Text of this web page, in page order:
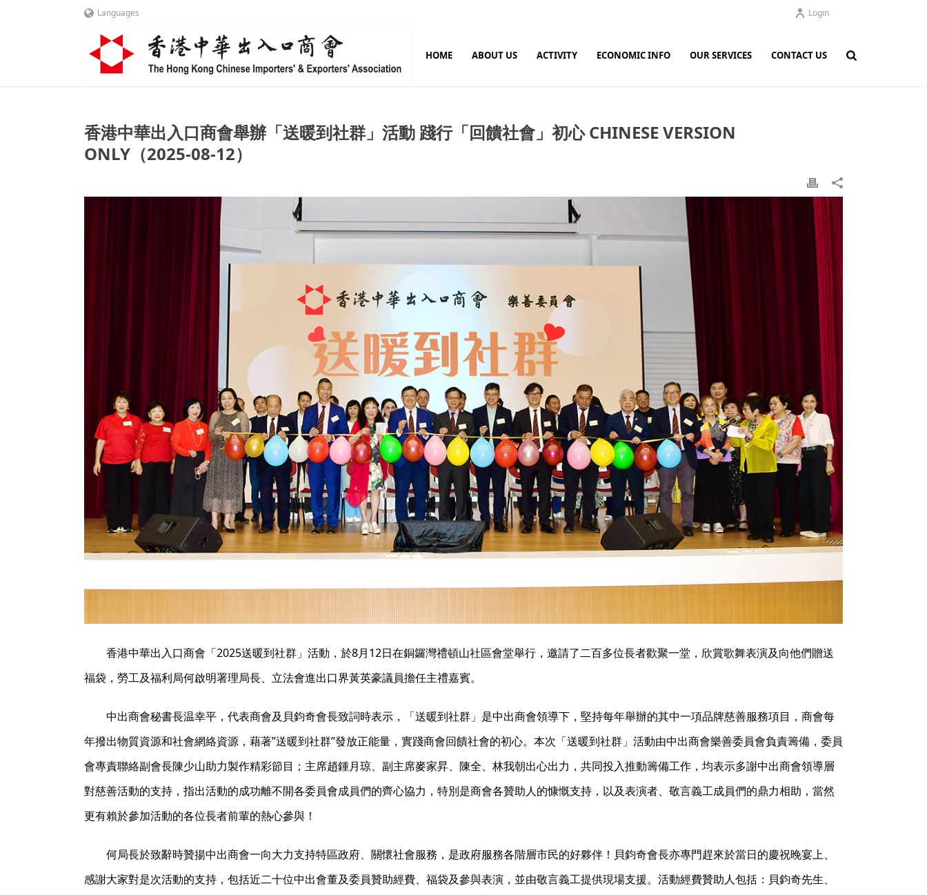
Languages Login
HOME ABOUT US ACTIVITY ECONOMIC INFO OUR SERVICES CONTACT US
香港中華出入口商會舉辦「送暖到社群」活動 踐行「回饋社會」初心 CHINESE VERSION
ONLY（2025-08-12）
香港中華出入口商會「2025送暖到社群」活動，於8月12日在銅鑼灣禮頓山社區會堂舉行，邀請了二百多位長者歡聚一堂，欣賞歌舞表演及向他們贈送
福袋，勞工及福利局何啟明署理局長、立法會進出口界黃英豪議員擔任主禮嘉賓。
中出商會秘書長温幸平，代表商會及貝鈞奇會長致詞時表示，「送暖到社群」是中出商會領導下，堅持每年舉辦的其中一項品牌慈善服務項目，商會每
年撥出物質資源和社會網絡資源，藉著”送暖到社群”發放正能量，實踐商會回饋社會的初心。本次「送暖到社群」活動由中出商會樂善委員會負責籌備，委員
會專責聯絡副會長陳少山助力製作精彩節目；主席趙鍾月琼、副主席麥家昇、陳全、林我朝出心出力，共同投入推動籌備工作，均表示多謝中出商會領導層
對慈善活動的支持，指出活動的成功離不開各委員會成員們的齊心協力，特別是商會各贊助人的慷慨支持，以及表演者、敬言義工成員們的鼎力相助，當然
更有賴於參加活動的各位長者前輩的熱心參與！
何局長於致辭時贊揚中出商會一向大力支持特區政府、關懷社會服務，是政府服務各階層市民的好夥伴！貝鈞奇會長亦專門趕來於當日的慶祝晚宴上、
感謝大家對是次活動的支持，包括近二十位中出會董及委員贊助經費、福袋及參與表演，並由敬言義工提供現場支援。活動經費贊助人包括：貝鈞奇先生、